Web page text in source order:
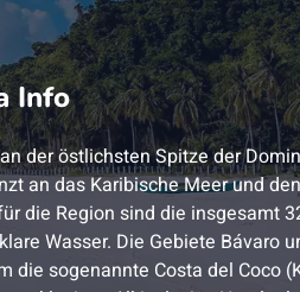
Info
der östlichsten Spitze der
an das Karibische Meer und
die Region sind die insgesamt
Wasser. Die Gebiete Bávaro
die sogenannte Costa del Coco